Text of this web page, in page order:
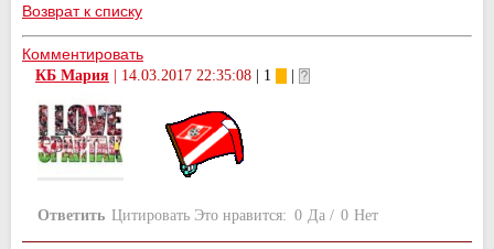
Возврат к списку
Комментировать
КБ Мария | 14.03.2017 22:35:08 | 1 |
Ответить Цитировать Это нравится: 0 Да / 0 Нет